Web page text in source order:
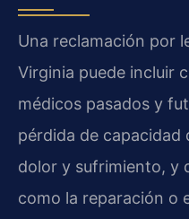
Una reclamación por
Virginia puede incluir
médicos pasados y
pérdida de capacidad
dolor y sufrimiento, y
como la reparación o